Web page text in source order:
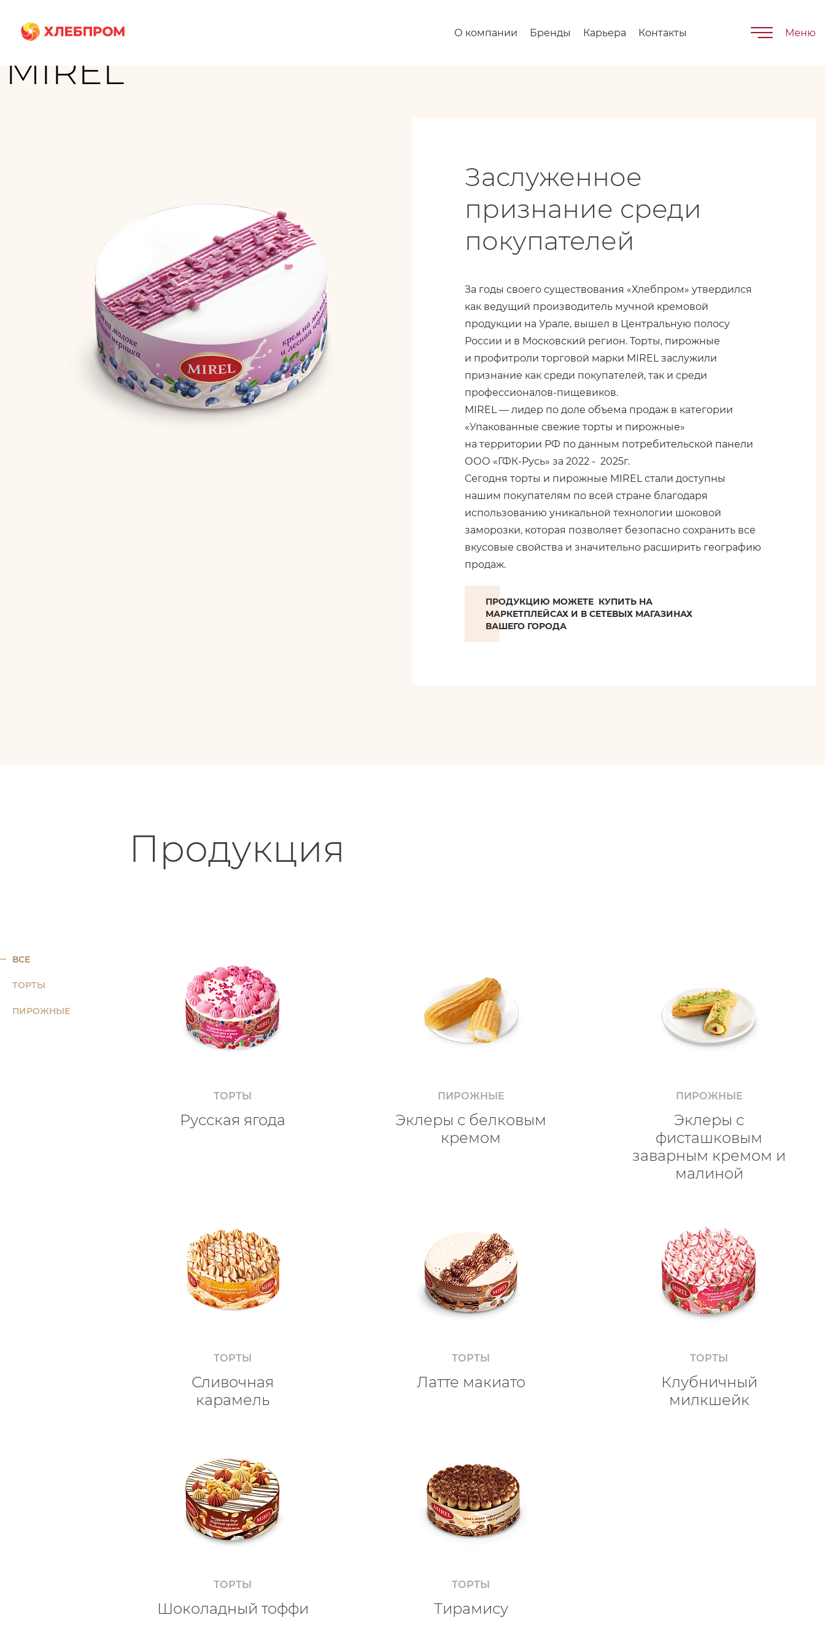
О компании Бренды Карьера Контакты Меню
MIREL
Заслуженное
признание среди
покупателей
За годы своего существования «Хлебпром» утвердился
как ведущий производитель мучной кремовой
продукции на Урале, вышел в Центральную полосу
России и в Московский регион. Торты, пирожные
и профитроли торговой марки MIREL заслужили
признание как среди покупателей, так и среди
профессионалов-пищевиков.
MIREL — лидер по доле объема продаж в категории
«Упакованные свежие торты и пирожные»
на территории РФ по данным потребительской панели
ООО «ГФК-Русь» за 2022 - 2025г.
Сегодня торты и пирожные MIREL стали доступны
нашим покупателям по всей стране благодаря
использованию уникальной технологии шоковой
заморозки, которая позволяет безопасно сохранить все
вкусовые свойства и значительно расширить географию
продаж.
ПРОДУКЦИЮ МОЖЕТЕ КУПИТЬ НА
МАРКЕТПЛЕЙСАХ И В СЕТЕВЫХ МАГАЗИНАХ
ВАШЕГО ГОРОДА
Продукция
ВСЕ
ТОРТЫ
ПИРОЖНЫЕ
ТОРТЫ
Русская ягода
ПИРОЖНЫЕ
Эклеры с белковым
кремом
ПИРОЖНЫЕ
Эклеры с
фисташковым
заварным кремом и
малиной
ТОРТЫ
Сливочная
карамель
ТОРТЫ
Латте макиато
ТОРТЫ
Клубничный
милкшейк
ТОРТЫ
Шоколадный тоффи
ТОРТЫ
Тирамису